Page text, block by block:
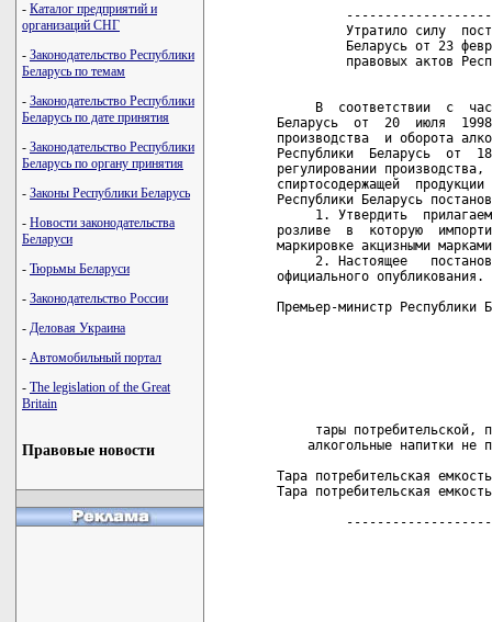
- Каталог предприятий и
организаций СНГ
- Законодательство Республики
Беларусь по темам
- Законодательство Республики
Беларусь по дате принятия
- Законодательство Республики
Беларусь по органу принятия
- Законы Республики Беларусь
- Новости законодательства
Беларуси
- Тюрьмы Беларуси
- Законодательство России
- Деловая Украина
- Автомобильный портал
- The legislation of the Great
Britain
Правовые новости
Утратило силу
Беларусь от 23
правовых актов
В  соответствии  с
Беларусь  от  20  июля
производства  и оборота
Республики  Беларусь  от
регулировании
спиртосодержащей
Республики Беларусь
1. Утвердить
розливе  в  которую
маркировке акцизными
2. Настоящее
официального опубликования.
Премьер-министр
тары потребительской,
алкогольные напитки не
Тара потребительская
Тара потребительская